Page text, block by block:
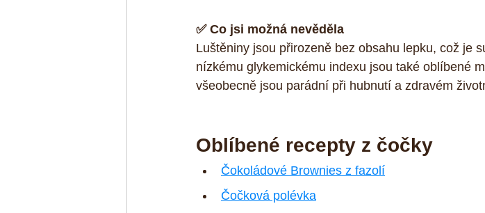
✅ Co jsi možná nevěděla
Luštěniny jsou přirozeně bez obsahu lepku, což je
nízkému glykemickému indexu jsou také oblíbené
všeobecně jsou parádní při hubnutí a zdravém
Oblíbené recepty z čočky
Čokoládové Brownies z fazolí
Čočková polévka